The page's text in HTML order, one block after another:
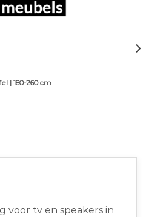
| 180-260 cm
voor tv en speakers in